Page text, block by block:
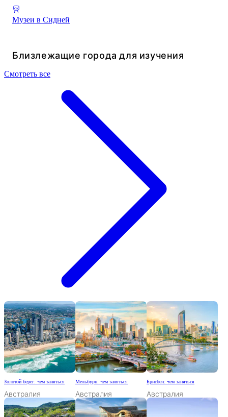
Музеи в Сидней
Близлежащие города для изучения
Смотреть все
Золотой берег: чем заняться
Австралия
Мельбурн: чем заняться
Австралия
Брисбен: чем заняться
Австралия